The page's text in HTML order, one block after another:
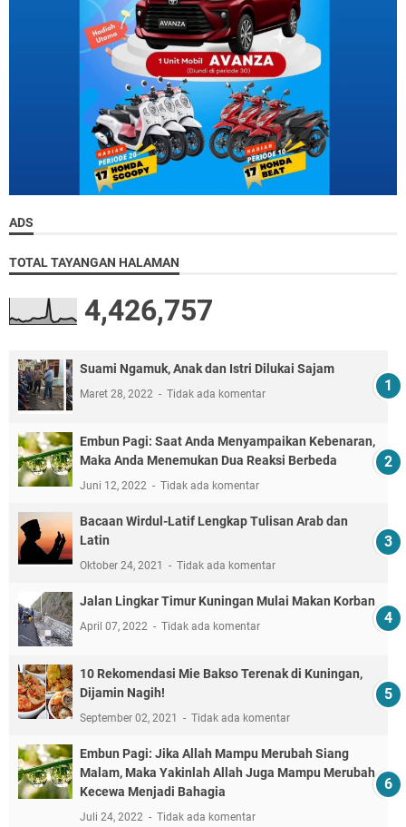
ADS
TOTAL TAYANGAN HALAMAN
4,426,757
Suami Ngamuk, Anak dan Istri Dilukai Sajam
Maret 28, 2022 Tidak ada komentar
Embun Pagi: Saat Anda Menyampaikan Kebenaran,
Maka Anda Menemukan Dua Reaksi Berbeda
Juni 12, 2022 Tidak ada komentar
Bacaan Wirdul-Latif Lengkap Tulisan Arab dan
Latin
Oktober 24, 2021 Tidak ada komentar
Jalan Lingkar Timur Kuningan Mulai Makan Korban
April 07, 2022 Tidak ada komentar
10 Rekomendasi Mie Bakso Terenak di Kuningan,
Dijamin Nagih!
September 02, 2021 Tidak ada komentar
Embun Pagi: Jika Allah Mampu Merubah Siang
Malam, Maka Yakinlah Allah Juga Mampu Merubah
Kecewa Menjadi Bahagia
Juli 24, 2022 Tidak ada komentar